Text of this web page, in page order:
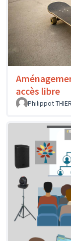
accès libre
Philippot